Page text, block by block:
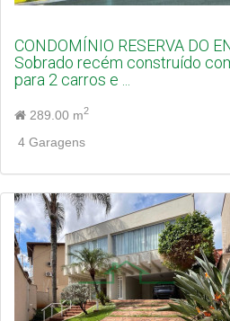
CONDOMÍNIO RESERVA DO
Sobrado recém construído
para 2 carros e ...
289.00 m2
4 Garagens